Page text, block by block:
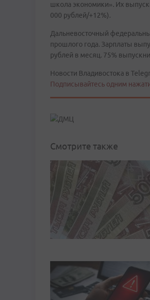
школа экономики». Их
000 рублей/+12%).
Дальневосточный
прошлого года. Зарплаты
рублей в месяц. 75%
Новости Владивостока в
Подписывайтесь одним
Смотрите также